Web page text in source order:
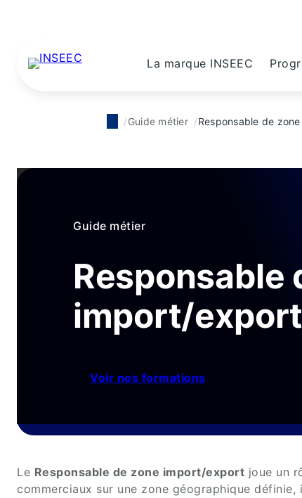
La marque INSEEC
Guide métier Responsable de
Guide métier
Responsable
import/export
Voir nos formations
Le Responsable de zone import/export joue un
commerciaux sur une zone géographique